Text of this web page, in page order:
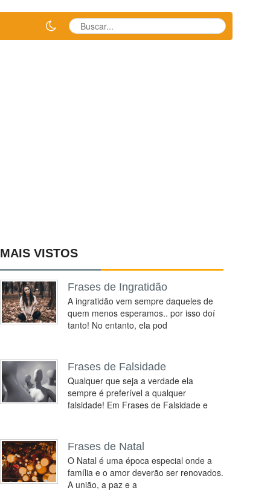
MAIS VISTOS
Frases de Ingratidão
A ingratidão vem sempre daqueles de
quem menos esperamos.. por isso doí
tanto! No entanto, ela pod
Frases de Falsidade
Qualquer que seja a verdade ela
sempre é preferível a qualquer
falsidade! Em Frases de Falsidade e
Frases de Natal
O Natal é uma época especial onde a
família e o amor deverão ser renovados.
A união, a paz e a